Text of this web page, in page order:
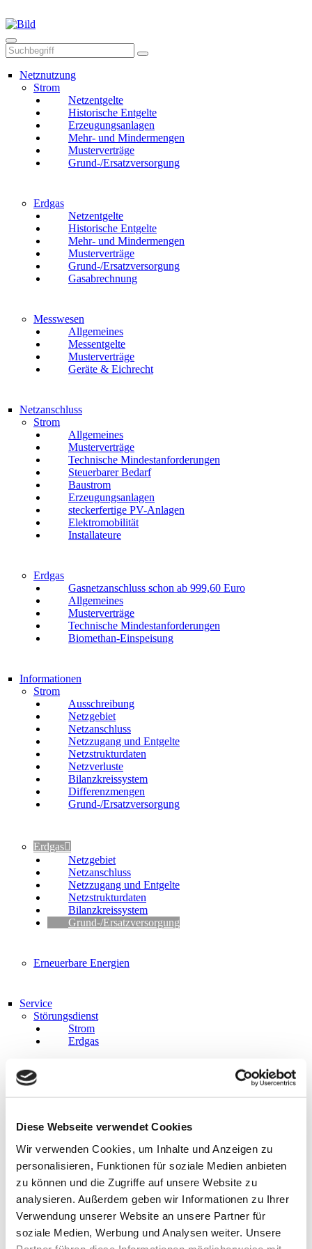
Diese Webseite verwendet Cookies
Wir verwenden Cookies, um Inhalte und Anzeigen zu
personalisieren, Funktionen für soziale Medien anbieten
zu können und die Zugriffe auf unsere Website zu
analysieren. Außerdem geben wir Informationen zu Ihrer
Verwendung unserer Website an unsere Partner für
soziale Medien, Werbung und Analysen weiter. Unsere
Netznutzung
Strom
Netzentgelte
Historische Entgelte
Erzeugungsanlagen
Mehr- und Mindermengen
Musterverträge
Grund-/Ersatzversorgung
Erdgas
Netzentgelte
Historische Entgelte
Mehr- und Mindermengen
Musterverträge
Grund-/Ersatzversorgung
Gasabrechnung
Messwesen
Allgemeines
Messentgelte
Musterverträge
Geräte & Eichrecht
Netzanschluss
Strom
Allgemeines
Musterverträge
Technische Mindestanforderungen
Steuerbarer Bedarf
Baustrom
Erzeugungsanlagen
steckerfertige PV-Anlagen
Elektromobilität
Installateure
Erdgas
Gasnetzanschluss schon ab 999,60 Euro
Allgemeines
Musterverträge
Technische Mindestanforderungen
Biomethan-Einspeisung
Informationen
Strom
Ausschreibung
Netzgebiet
Netzanschluss
Netzzugang und Entgelte
Netzstrukturdaten
Netzverluste
Bilanzkreissystem
Differenzmengen
Grund-/Ersatzversorgung
Erdgas
Netzgebiet
Netzanschluss
Netzzugang und Entgelte
Netzstrukturdaten
Bilanzkreissystem
Grund-/Ersatzversorgung
Erneuerbare Energien
Service
Störungsdienst
Strom
Erdgas
Leitungsauskunft
Downloads
Streitbeilegung
Sitemap
Über uns
Portrait
Gleichbehandlung
IT-Sicherheit